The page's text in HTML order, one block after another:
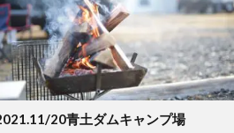
20青土ダムキャンプ場